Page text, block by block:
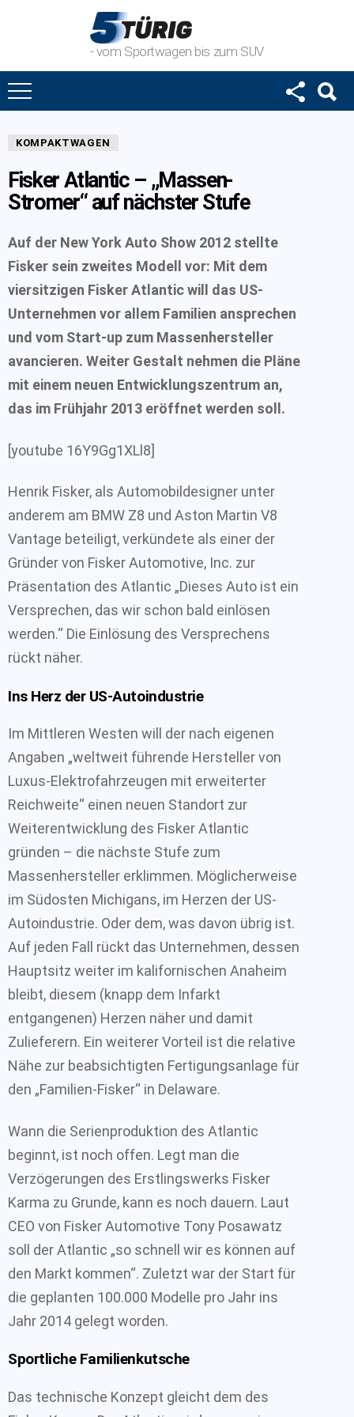
- vom Sportwagen bis zum SUV
KOMPAKTWAGEN
Fisker Atlantic – „Massen-
Stromer“ auf nächster Stufe
Auf der New York Auto Show 2012 stellte
Fisker sein zweites Modell vor: Mit dem
viersitzigen Fisker Atlantic will das US-
Unternehmen vor allem Familien ansprechen
und vom Start-up zum Massenhersteller
avancieren. Weiter Gestalt nehmen die Pläne
mit einem neuen Entwicklungszentrum an,
das im Frühjahr 2013 eröffnet werden soll.
[youtube 16Y9Gg1XLl8]
Henrik Fisker, als Automobildesigner unter
anderem am BMW Z8 und Aston Martin V8
Vantage beteiligt, verkündete als einer der
Gründer von Fisker Automotive, Inc. zur
Präsentation des Atlantic „Dieses Auto ist ein
Versprechen, das wir schon bald einlösen
werden.“ Die Einlösung des Versprechens
rückt näher.
Ins Herz der US-Autoindustrie
Im Mittleren Westen will der nach eigenen
Angaben „weltweit führende Hersteller von
Luxus-Elektrofahrzeugen mit erweiterter
Reichweite“ einen neuen Standort zur
Weiterentwicklung des Fisker Atlantic
gründen – die nächste Stufe zum
Massenhersteller erklimmen. Möglicherweise
im Südosten Michigans, im Herzen der US-
Autoindustrie. Oder dem, was davon übrig ist.
Auf jeden Fall rückt das Unternehmen, dessen
Hauptsitz weiter im kalifornischen Anaheim
bleibt, diesem (knapp dem Infarkt
entgangenen) Herzen näher und damit
Zulieferern. Ein weiterer Vorteil ist die relative
Nähe zur beabsichtigten Fertigungsanlage für
den „Familien-Fisker“ in Delaware.
Wann die Serienproduktion des Atlantic
beginnt, ist noch offen. Legt man die
Verzögerungen des Erstlingswerks Fisker
Karma zu Grunde, kann es noch dauern. Laut
CEO von Fisker Automotive Tony Posawatz
soll der Atlantic „so schnell wir es können auf
den Markt kommen“. Zuletzt war der Start für
die geplanten 100.000 Modelle pro Jahr ins
Jahr 2014 gelegt worden.
Sportliche Familienkutsche
Das technische Konzept gleicht dem des